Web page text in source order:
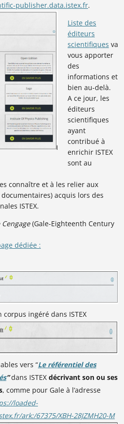
publisher.data.istex.fr.
Liste des
éditeurs
scientifiques va
vous apporter
des
informations et
bien au-delà.
A ce jour, les
éditeurs
scientifiques
ayant
contribué à
enrichir ISTEX
sont au
connaître et à les relier aux
acquis lors des
ISTEX.
Cengage(Gale-Eighteenth Century
dédiée :
corpus ingéré dans ISTEX
vers “Le référentiel des
”dans ISTEX décrivant son ou ses
, comme pour Gale à l’adresse
loaded-
ark:/67375/XBH-28JZMH20-M